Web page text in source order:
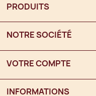
PRODUITS
NOTRE SOCIÉTÉ
VOTRE COMPTE
INFORMATIONS